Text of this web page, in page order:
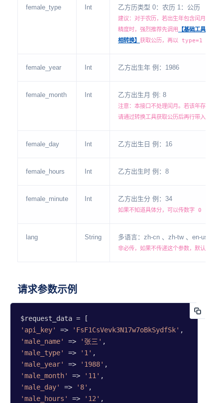
female_type Int 乙方历类型 0：农历 1：公历
建议：对于农历，若出生年包含闰月或需
精度时，强烈推荐先调用 【基础工具-阴阳
相转换】 获取公历，再以 type=1 传入。
female_year Int 乙方出生年 例：1986
female_month Int 乙方出生月 例: 8
注意：本接口不处理闰月。若该年存在闰
请通过转换工具获取公历后再行带入。
female_day Int 乙方出生日 例：16
female_hours Int 乙方出生时 例：8
female_minute Int 乙方出生分 例：34
如果不知道具体分，可以传数字 0
lang String 多语言：zh-cn 、zh-tw 、en-us
非必传，如果不传递这个参数，默认为
请求参数示例
'api_key'
=> 'FsF1CsVevk3N17w7oBkSydfSk'
'male_name'
=> '张三'
'male_type'
=> '1'
'male_year'
=> '1988'
'male_month'
=> '11'
'male_day'
=> '8'
'male_hours'
=> '12'